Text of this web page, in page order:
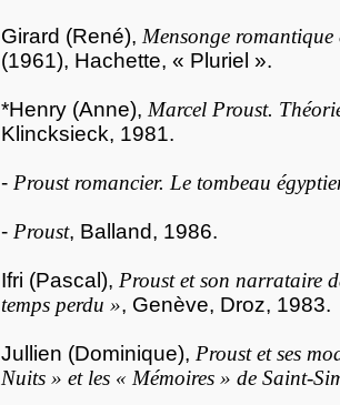
Girard (René), Mensonge romantique
(1961), Hachette, « Pluriel ».
*Henry (Anne), Marcel Proust.
Klincksieck, 1981.
- Proust romancier. Le tombeau
- Proust, Balland, 1986.
Ifri (Pascal), Proust et son narrataire
temps perdu », Genève, Droz, 1983.
Jullien (Dominique), Proust et ses
Nuits » et les « Mémoires » de Saint-